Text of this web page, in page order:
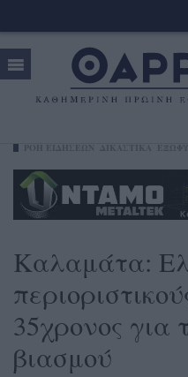
Καλαμάτα:
35χρονος για
βιασμού